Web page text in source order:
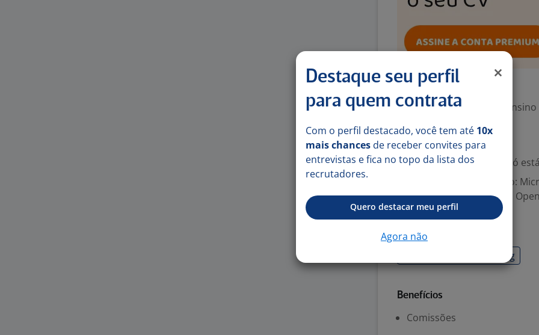
Exigências
Escolaridade Mínima: Ensino
Valorizado
Experiência desejada: Só
Aplicações de Escritório:
Excel, Microsoft Access,
Estratégias de Marketing
Benefícios
Comissões
Destaque seu perfil
para quem contrata
Com o perfil destacado, você tem até 10x
mais chances de receber convites para
entrevistas e fica no topo da lista dos
recrutadores.
Quero destacar meu perfil
Agora não